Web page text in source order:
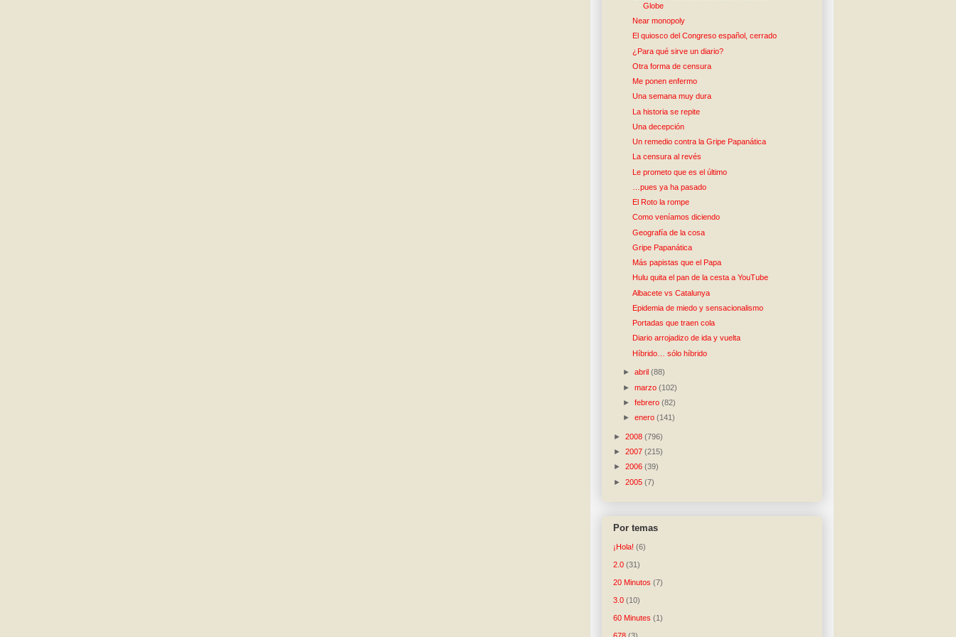
Globe
Near monopoly
El quiosco del Congreso español, cerrado
¿Para qué sirve un diario?
Otra forma de censura
Me ponen enfermo
Una semana muy dura
La historia se repite
Una decepción
Un remedio contra la Gripe Papanática
La censura al revés
Le prometo que es el último
…pues ya ha pasado
El Roto la rompe
Como veníamos diciendo
Geografía de la cosa
Gripe Papanática
Más papistas que el Papa
Hulu quita el pan de la cesta a YouTube
Albacete vs Catalunya
Epidemia de miedo y sensacionalismo
Portadas que traen cola
Diario arrojadizo de ida y vuelta
Híbrido… sólo híbrido
►abril(88)
►marzo(102)
►febrero(82)
►enero(141)
► 2008 (796)
► 2007 (215)
► 2006 (39)
► 2005 (7)
Por temas
¡Hola! (6)
2.0 (31)
20 Minutos (7)
3.0 (10)
60 Minutes (1)